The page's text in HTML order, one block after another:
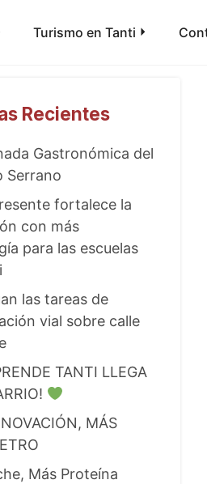
Turismo en Tanti
Recientes
Gastronómica del
Serrano
fortalece la
con más
para las escuelas
las tareas de
vial sobre calle
TANTI LLEGA
MÁS
Más Proteína